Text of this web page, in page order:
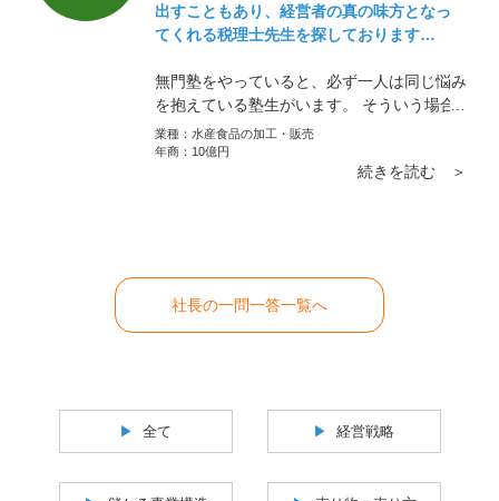
出すこともあり、経営者の真の味方となっ
てくれる税理士先生を探しております…
無門塾をやっていると、必ず一人は同じ悩み
を抱えている塾生がいます。 そういう場合
はセカンドオピニオンでとして、
業種： 水産食品の加工・販売
年商： 10億円
続きを読む ＞
社長の一問一答一覧へ
全て 経営戦略